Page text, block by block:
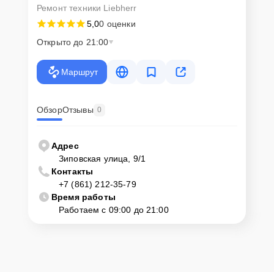
Ремонт техники Liebherr
5,00 оценки
Открыто до 21:00
Маршрут
ОбзорОтзывы 0
Адрес
Зиповская улица, 9/1
Контакты
+7 (861) 212-35-79
Время работы
Работаем с 09:00 до 21:00